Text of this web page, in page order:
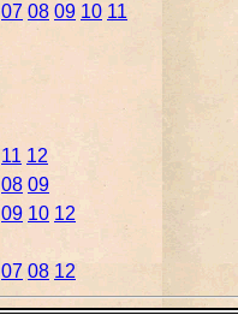
07 08 09 10 11
11 12
08 09
09 10 12
07 08 12